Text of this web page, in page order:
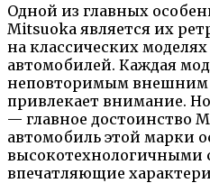
Одной из главных
Mitsuoka является их
на классических
автомобилей. Каждая
неповторимым внешним
привлекает внимание.
— главное достоинство
автомобиль этой марки
высокотехнологичными
впечатляющие